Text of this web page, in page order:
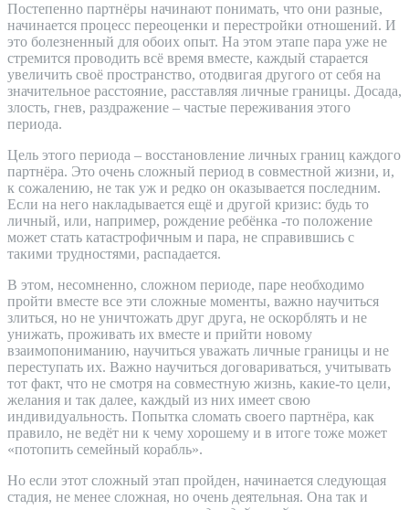
Постепенно партнёры начинают понимать, что они разные,
начинается процесс переоценки и перестройки отношений. И
это болезненный для обоих опыт. На этом этапе пара уже не
стремится проводить всё время вместе, каждый старается
увеличить своё пространство, отодвигая другого от себя на
значительное расстояние, расставляя личные границы. Досада,
злость, гнев, раздражение – частые переживания этого
периода.
Цель этого периода – восстановление личных границ каждого
партнёра. Это очень сложный период в совместной жизни, и,
к сожалению, не так уж и редко он оказывается последним.
Если на него накладывается ещё и другой кризис: будь то
личный, или, например, рождение ребёнка -то положение
может стать катастрофичным и пара, не справившись с
такими трудностями, распадается.
В этом, несомненно, сложном периоде, паре необходимо
пройти вместе все эти сложные моменты, важно научиться
злиться, но не уничтожать друг друга, не оскорблять и не
унижать, проживать их вместе и прийти новому
взаимопониманию, научиться уважать личные границы и не
переступать их. Важно научиться договариваться, учитывать
тот факт, что не смотря на совместную жизнь, какие-то цели,
желания и так далее, каждый из них имеет свою
индивидуальность. Попытка сломать своего партнёра, как
правило, не ведёт ни к чему хорошему и в итоге тоже может
«потопить семейный корабль».
Но если этот сложный этап пройден, начинается следующая
стадия, не менее сложная, но очень деятельная. Она так и